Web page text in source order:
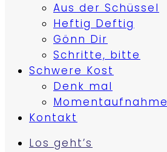
Aus der Schüssel
Heftig Deftig
Gönn Dir
Schritte, bitte
Schwere Kost
Denk mal
Momentaufnahme
Kontakt
Los geht’s